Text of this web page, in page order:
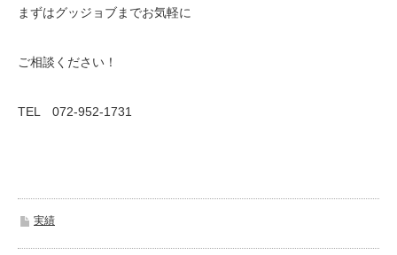
まずはグッジョブまでお気軽に
ご相談ください！
TEL 072-952-1731
実績